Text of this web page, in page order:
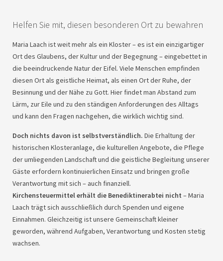
Helfen Sie mit, diesen besonderen Ort zu bewahren
Maria Laach ist weit mehr als ein Kloster – es ist ein einzigartiger
Ort des Glaubens, der Kultur und der Begegnung – eingebettet in
die beeindruckende Natur der Eifel. Viele Menschen empfinden
diesen Ort als geistliche Heimat, als einen Ort der Ruhe, der
Besinnung und der Nähe zu Gott. Hier findet man Abstand zum
Lärm, zur Eile und zu den ständigen Anforderungen des Alltags
und kann den Fragen nachgehen, die wirklich wichtig sind.
Doch nichts davon ist selbstverständlich. Die Erhaltung der
historischen Klosteranlage, die kulturellen Angebote, die Pflege
der umliegenden Landschaft und die geistliche Begleitung unserer
Gäste erfordern kontinuierlichen Einsatz und bringen große
Verantwortung mit sich – auch finanziell.
Kirchensteuermittel erhält die Benediktinerabtei nicht – Maria
Laach trägt sich ausschließlich durch Spenden und eigene
Einnahmen. Gleichzeitig ist unsere Gemeinschaft kleiner
geworden, während Aufgaben, Verantwortung und Kosten stetig
wachsen.